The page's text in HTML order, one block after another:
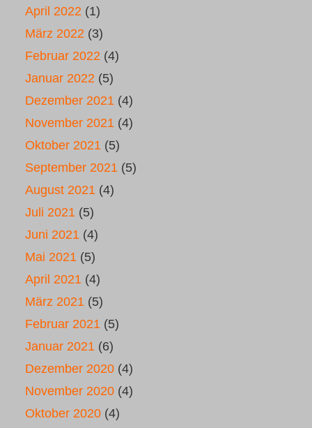
April 2022 (1)
März 2022 (3)
Februar 2022 (4)
Januar 2022 (5)
Dezember 2021 (4)
November 2021 (4)
Oktober 2021 (5)
September 2021 (5)
August 2021 (4)
Juli 2021 (5)
Juni 2021 (4)
Mai 2021 (5)
April 2021 (4)
März 2021 (5)
Februar 2021 (5)
Januar 2021 (6)
Dezember 2020 (4)
November 2020 (4)
Oktober 2020 (4)